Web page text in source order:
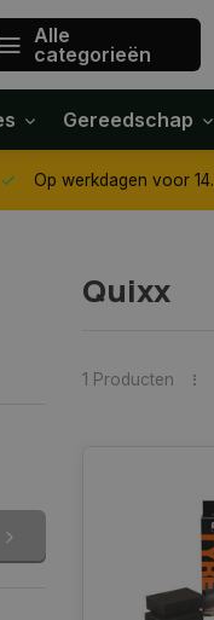
Alle
categorieën
Gereedschap
Op werkdagen voor
Quixx
1 Producten